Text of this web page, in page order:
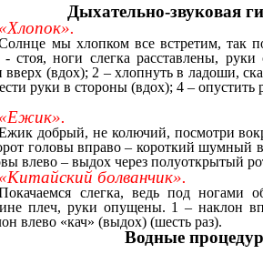
Дыхательно-звуковая
мы хлопком все встретим, так
- стоя, ноги слегка расставлены,
вверх (вдох); 2 – хлопнуть в ладоши,
руки в стороны (вдох); 4 –
добрый, не колючий, посмотри
головы вправо – короткий шумный
влево – выдох через полуоткрытый
болванчик».
слегка, ведь под ногами
плеч, руки опущены. 1 – наклон
влево «кач» (выдох) (шесть раз).
Водные